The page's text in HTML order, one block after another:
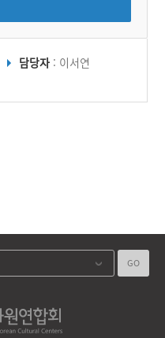
담당자 : 이서연
GO